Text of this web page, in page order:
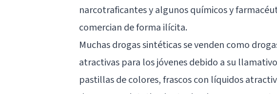
narcotraficantes y algunos químicos y
comercian de forma ilícita.
Muchas drogas sintéticas se venden como
atractivas para los jóvenes debido a su
pastillas de colores, frascos con líquidos